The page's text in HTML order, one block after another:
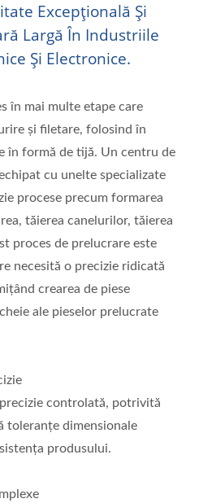
Excepțională Și
Largă În Industriile
Și Electronice.
în mai multe etape care
și filetare, folosind în
în formă de tijă. Un centru de
cu unelte specializate
procese precum formarea
tăierea canelurilor, tăierea
proces de prelucrare este
necesită o precizie ridicată
crearea de piese
ale pieselor prelucrate
controlată, potrivită
toleranțe dimensionale
produsului.